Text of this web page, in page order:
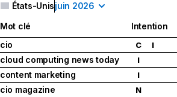
États-Unisjuin 2026
Mot clé
Intention
cio
C I
cloud computing news today I
content marketing I
cio magazine N